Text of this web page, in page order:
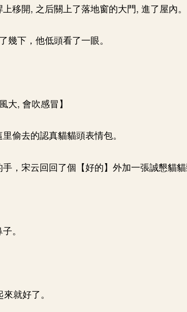
移開, 之后關上了落地窗的大門, 進了屋內。
幾下，他低頭看了一眼。
大, 會吹感冒】
偷去的認真貓貓頭表情包。
，宋云回回了個【好的】外加一張誠懇貓
。
就好了。